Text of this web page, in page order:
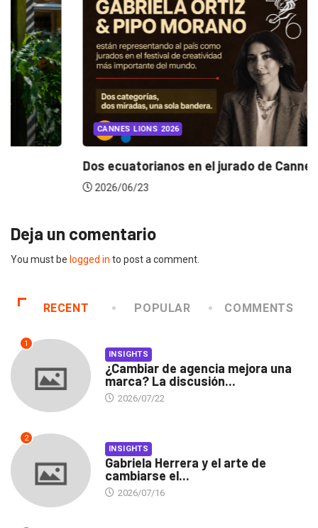
CANNES LIONS 2026
Dos ecuatorianos en el jurado de Cannes...
2026/06/23
Deja un comentario
You must be logged in to post a comment.
RECENT POPULAR COMMENTS
1
INSIGHTS
¿Cambiar de agencia mejora una
marca? La discusión...
2026/07/22
2
INSIGHTS
Gabriela Herrera y el arte de
cambiarse el...
2026/07/16